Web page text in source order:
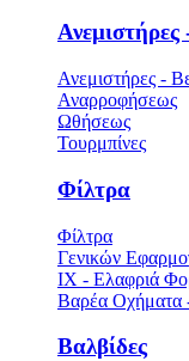
Ανεμιστήρες
Ανεμιστήρες -
Αναρροφήσεως
Ωθήσεως
Τουρμπίνες
Φίλτρα
Φίλτρα
Γενικών
ΙΧ - Ελαφριά
Βαρέα Οχήματα
Βαλβίδες